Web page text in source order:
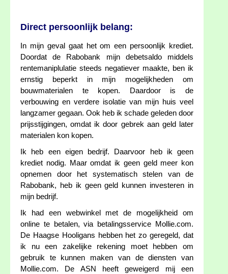
Direct persoonlijk belang:
In mijn geval gaat het om een persoonlijk krediet.
Doordat de Rabobank mijn debetsaldo middels
rentemaniplulatie steeds negatiever maakte, ben ik
ernstig beperkt in mijn mogelijkheden om
bouwmaterialen te kopen. Daardoor is de
verbouwing en verdere isolatie van mijn huis veel
langzamer gegaan. Ook heb ik schade geleden door
prijsstijgingen, omdat ik door gebrek aan geld later
materialen kon kopen.
Ik heb een eigen bedrijf. Daarvoor heb ik geen
krediet nodig. Maar omdat ik geen geld meer kon
opnemen door het systematisch stelen van de
Rabobank, heb ik geen geld kunnen investeren in
mijn bedrijf.
Ik had een webwinkel met de mogelijkheid om
online te betalen, via betalingsservice Mollie.com.
De Haagse Hooligans hebben het zo geregeld, dat
ik nu een zakelijke rekening moet hebben om
gebruik te kunnen maken van de diensten van
Mollie.com. De ASN heeft geweigerd mij een